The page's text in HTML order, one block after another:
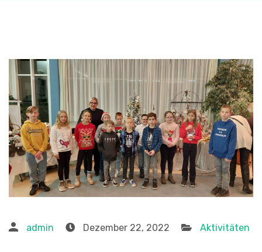
admin Dezember 22, 2022 Aktivitäten